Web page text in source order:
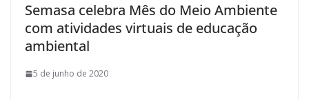
Semasa celebra Mês do Meio Ambiente
com atividades virtuais de educação
ambiental
5 de junho de 2020